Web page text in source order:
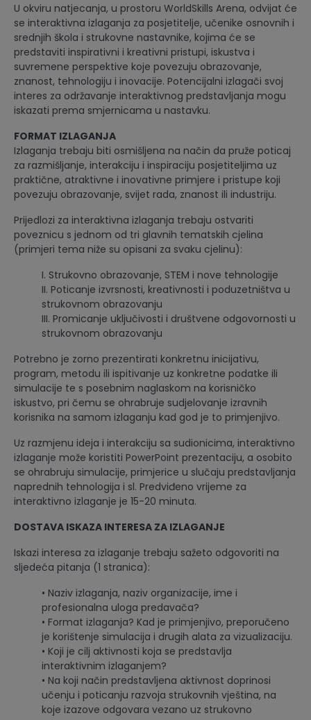
U okviru natjecanja, u prostoru WorldSkills Arena, odvijat će
se interaktivna izlaganja za posjetitelje, učenike osnovnih i
srednjih škola i strukovne nastavnike, kojima će se
predstaviti inspirativni i kreativni pristupi, iskustva i
suvremene perspektive koje povezuju obrazovanje,
znanost, tehnologiju i inovacije. Potencijalni izlagači svoj
interes za održavanje interaktivnog predstavljanja mogu
iskazati prema smjernicama u nastavku.
FORMAT IZLAGANJA
Izlaganja trebaju biti osmišljena na način da pruže poticaj
za razmišljanje, interakciju i inspiraciju posjetiteljima uz
praktične, atraktivne i inovativne primjere i pristupe koji
povezuju obrazovanje, svijet rada, znanost ili industriju.
Prijedlozi za interaktivna izlaganja trebaju ostvariti
poveznicu s jednom od tri glavnih tematskih cjelina
(primjeri tema niže su opisani za svaku cjelinu):
I. Strukovno obrazovanje, STEM i nove tehnologije
II. Poticanje izvrsnosti, kreativnosti i poduzetništva u
strukovnom obrazovanju
III. Promicanje uključivosti i društvene odgovornosti u
strukovnom obrazovanju
Potrebno je zorno prezentirati konkretnu inicijativu,
program, metodu ili ispitivanje uz konkretne podatke ili
simulacije te s posebnim naglaskom na korisničko
iskustvo, pri čemu se ohrabruje sudjelovanje izravnih
korisnika na samom izlaganju kad god je to primjenjivo.
Uz razmjenu ideja i interakciju sa sudionicima, interaktivno
izlaganje može koristiti PowerPoint prezentaciju, a osobito
se ohrabruju simulacije, primjerice u slučaju predstavljanja
naprednih tehnologija i sl. Predviđeno vrijeme za
interaktivno izlaganje je 15-20 minuta.
DOSTAVA ISKAZA INTERESA ZA IZLAGANJE
Iskazi interesa za izlaganje trebaju sažeto odgovoriti na
sljedeća pitanja (1 stranica):
• Naziv izlaganja, naziv organizacije, ime i
profesionalna uloga predavača?
• Format izlaganja? Kad je primjenjivo, preporučeno
je korištenje simulacija i drugih alata za vizualizaciju.
• Koji je cilj aktivnosti koja se predstavlja
interaktivnim izlaganjem?
• Na koji način predstavljena aktivnost doprinosi
učenju i poticanju razvoja strukovnih vještina, na
koje izazove odgovara vezano uz strukovno